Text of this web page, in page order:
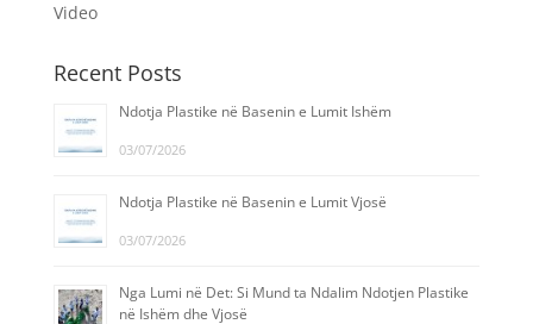
Video
Recent Posts
Ndotja Plastike në Basenin e Lumit Ishëm
03/07/2026
Ndotja Plastike në Basenin e Lumit Vjosë
03/07/2026
Nga Lumi në Det: Si Mund ta Ndalim Ndotjen Plastike
në Ishëm dhe Vjosë